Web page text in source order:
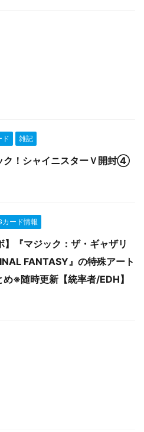
ド 雑記
ク！シャイニスターＶ開封④
カード情報
】『マジック：ザ・ギャザリ
FANTASY』の特殊アート
め※随時更新【統率者/EDH】